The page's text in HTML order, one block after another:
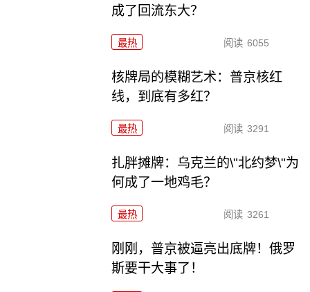
成了回流东大？
最热 阅读 6055
核牌局的模糊艺术：普京核红
线，到底有多红？
最热 阅读 3291
扎胖摊牌：乌克兰的\"北约梦\"为
何成了一地鸡毛？
最热 阅读 3261
刚刚，普京被逼亮出底牌！俄罗
斯要干大事了！